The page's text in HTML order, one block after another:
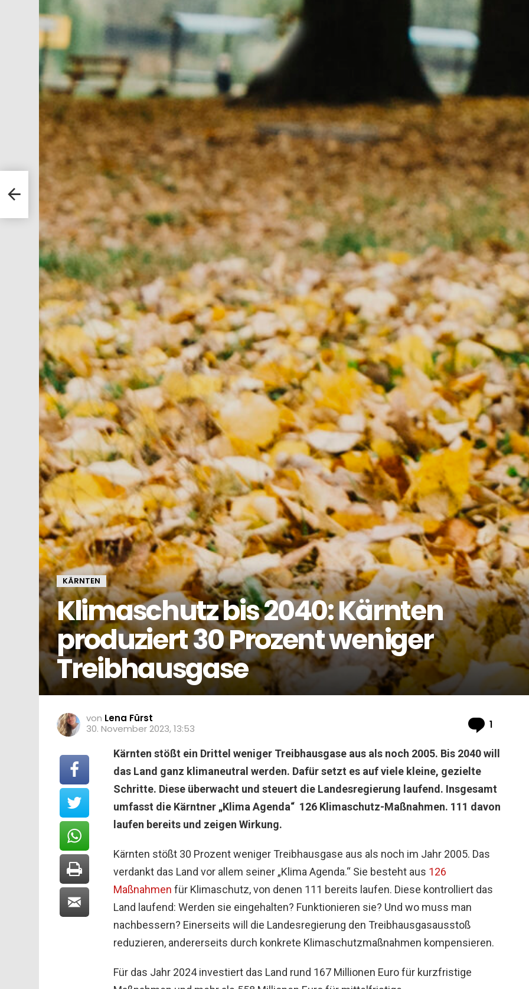
KÄRNTEN
Klimaschutz bis 2040: Kärnten
produziert 30 Prozent weniger
Treibhausgase
von Lena Fürst
30. November 2023, 13:53
1
Kärnten stößt ein Drittel weniger Treibhausgase aus als noch 2005. Bis 2040 will
das Land ganz klimaneutral werden. Dafür setzt es auf viele kleine, gezielte
Schritte. Diese überwacht und steuert die Landesregierung laufend. Insgesamt
umfasst die Kärntner „Klima Agenda“ 126 Klimaschutz-Maßnahmen. 111 davon
laufen bereits und zeigen Wirkung.
Kärnten stößt 30 Prozent weniger Treibhausgase aus als noch im Jahr 2005. Das
verdankt das Land vor allem seiner „Klima Agenda.“ Sie besteht aus 126
Maßnahmen für Klimaschutz, von denen 111 bereits laufen. Diese kontrolliert das
Land laufend: Werden sie eingehalten? Funktionieren sie? Und wo muss man
nachbessern? Einerseits will die Landesregierung den Treibhausgasausstoß
reduzieren, andererseits durch konkrete Klimaschutzmaßnahmen kompensieren.
Für das Jahr 2024 investiert das Land rund 167 Millionen Euro für kurzfristige